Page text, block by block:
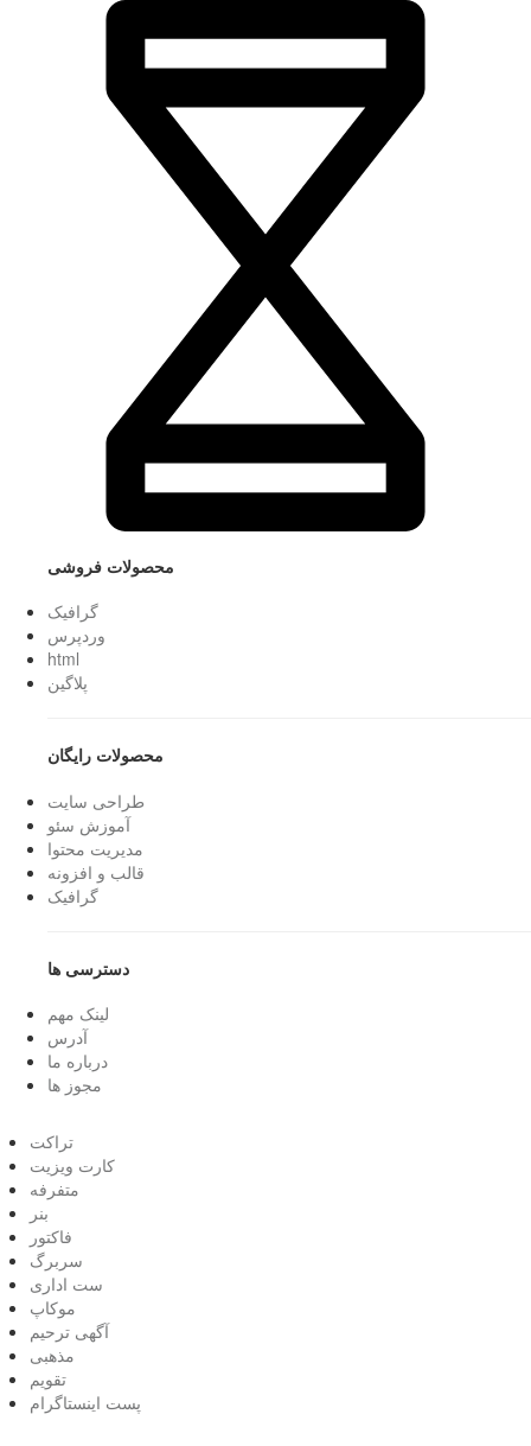
محصولات فروشی
گرافیک
وردپرس
html
پلاگین
محصولات رایگان
طراحی سایت
آموزش سئو
مدیریت محتوا
قالب و افزونه
گرافیک
دسترسی ها
لینک مهم
آدرس
درباره ما
مجوز ها
تراکت
کارت ویزیت
متفرفه
بنر
فاکتور
سربرگ
ست اداری
موکاپ
آگهی ترحیم
مذهبی
تقویم
پست اینستاگرام